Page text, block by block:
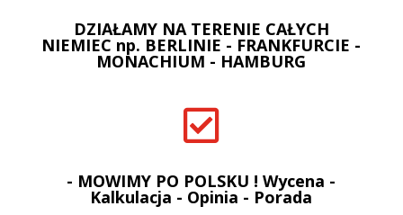
DZIAŁAMY NA TERENIE CAŁYCH
NIEMIEC np. BERLINIE - FRANKFURCIE -
MONACHIUM - HAMBURG

- MOWIMY PO POLSKU ! Wycena -
Kalkulacja - Opinia - Porada